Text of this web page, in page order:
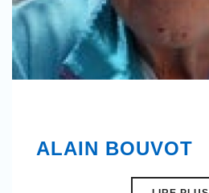
ALAIN BOUVOT